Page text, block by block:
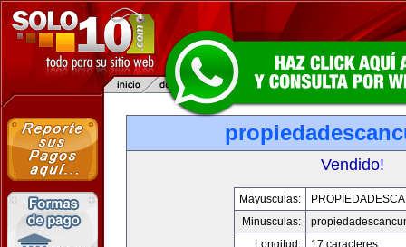
Vendido!
Mayusculas:
Minusculas:
Longitud:
17 caracteres